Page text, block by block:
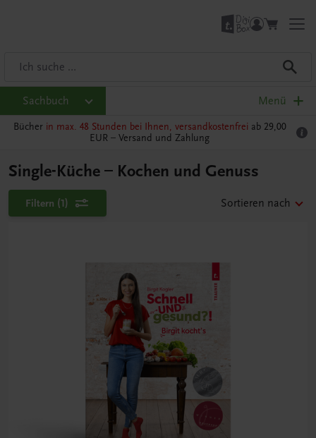
Sachbuch Menü
Bücher in max. 48 Stunden bei Ihnen, versandkostenfrei ab 29,00
EUR – Versand und Zahlung
Single-Küche – Kochen und Genuss
Filtern (1) Sortieren nach